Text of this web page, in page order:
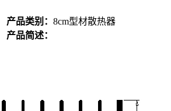
产品类别： 8cm型材散热器
产品简述：